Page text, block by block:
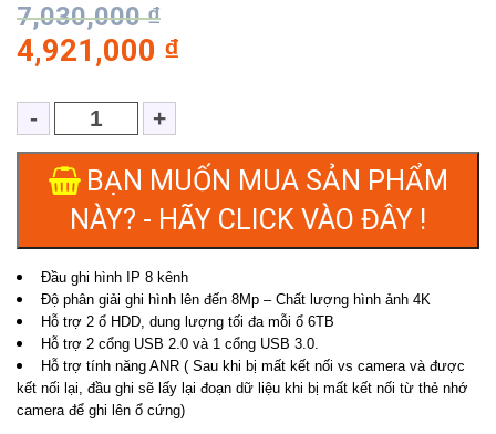
7,030,000₫
4,921,000 ₫
BẠN MUỐN MUA SẢN PHẨM
NÀY? - HÃY CLICK VÀO ĐÂY !
Đầu ghi hình IP 8 kênh
Độ phân giải ghi hình lên đến 8Mp – Chất lượng hình ảnh 4K
Hỗ trợ 2 ổ HDD, dung lượng tối đa mỗi ổ 6TB
Hỗ trợ 2 cổng USB 2.0 và 1 cổng USB 3.0.
Hỗ trợ tính năng ANR ( Sau khi bị mất kết nối vs camera và được
kết nối lại, đầu ghi sẽ lấy lại đoạn dữ liệu khi bị mất kết nối từ thẻ nhớ
camera để ghi lên ổ cứng)